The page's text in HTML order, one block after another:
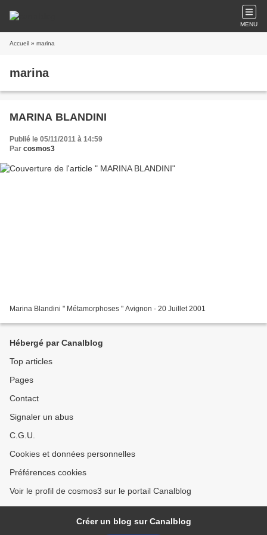
MENU
Accueil » marina
marina
MARINA BLANDINI
Publié le 05/11/2011 à 14:59
Par cosmos3
Marina Blandini " Métamorphoses " Avignon - 20 Juillet 2001
Hébergé par Canalblog
Top articles
Pages
Contact
Signaler un abus
C.G.U.
Cookies et données personnelles
Préférences cookies
Voir le profil de cosmos3 sur le portail Canalblog
Créer un blog sur Canalblog